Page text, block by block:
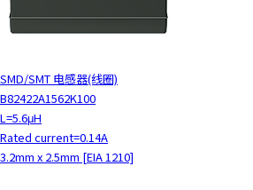
SMD/SMT 电感器(线圈)
B82422A1562K100
L=5.6μH
Rated current=0.14A
3.2mm x 2.5mm [EIA 1210]